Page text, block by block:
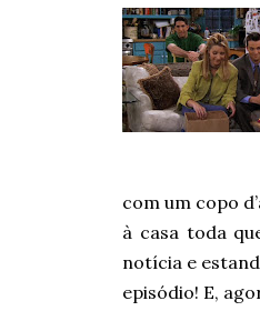
com um copo
à casa toda
notícia e
episódio! E,